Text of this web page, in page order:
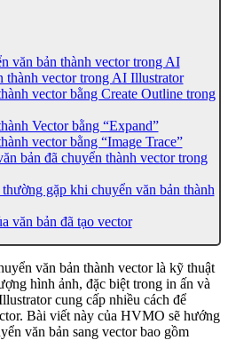
văn bản thành vector trong AI
thành vector trong AI Illustrator
vector bằng Create Outline trong
Vector bằng “Expand”
vector bằng “Image Trace”
bản đã chuyển thành vector trong
gặp khi chuyển văn bản thành
văn bản đã tạo vector
văn bản thành vector là kỹ thuật
hình ảnh, đặc biệt trong in ấn và
cung cấp nhiều cách để
Bài viết này của HVMO sẽ hướng
văn bản sang vector bao gồm